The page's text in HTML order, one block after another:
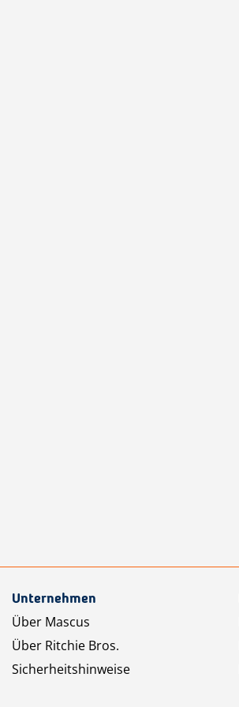
Unternehmen
Über Mascus
Über Ritchie Bros.
Sicherheitshinweise